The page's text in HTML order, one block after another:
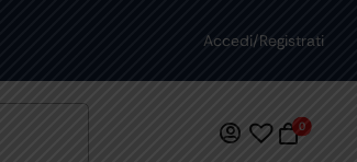
Accedi/Registrati
0